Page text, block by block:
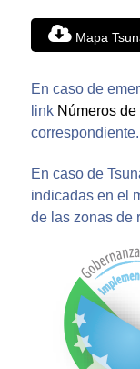
Mapa
En caso de
link Números
correspondiente.
En caso de
indicadas en el
de las zonas de